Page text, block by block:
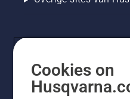
hebben
goede
mulchen
van uw
Cookies on